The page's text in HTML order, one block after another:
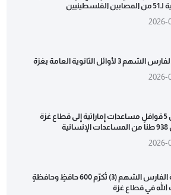
الفلسطينيين
2026-
3 لأوائل الثانوية العامة بغزة
2026-
دخول 5 قوافل مساعدات إماراتية إلى قطاع غزة
2026-
عملية الفارس الشهم (3) تُكرّم 600 حافظٍ وحافظةٍ
الله في قطاع غزة